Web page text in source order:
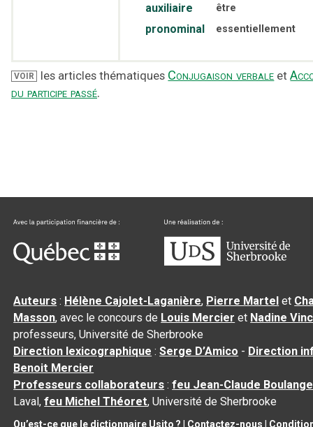
auxiliaire être
pronominal essentiellement
VOIR les articles thématiques Conjugaison verbale et
du participe passé.
Auteurs : Hélène Cajolet-Laganière, Pierre Martel et
Masson, avec le concours de Louis Mercier et Nadine
professeurs, Université de Sherbrooke
Direction lexicographique :Serge D’Amico - Direction
Benoit Mercier
Professeurs collaborateurs :feu Jean-Claude
Laval,feu Michel Théoret, Université de Sherbrooke
Qu’est-ce que le dictionnaire Usito ? Contactez-nous